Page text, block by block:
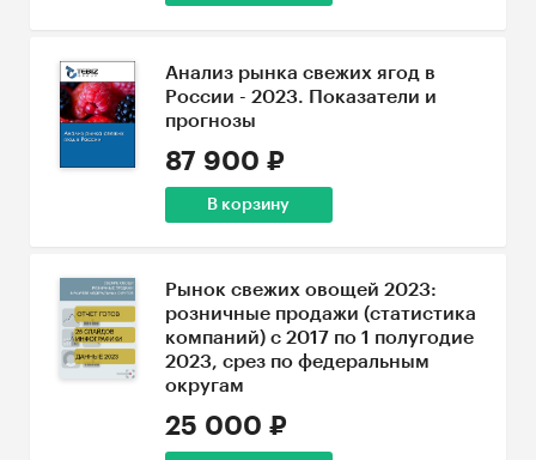
Анализ рынка свежих ягод в
России - 2023. Показатели и
прогнозы
87 900 ₽
В корзину
Рынок свежих овощей 2023:
розничные продажи (статистика
компаний) с 2017 по 1 полугодие
2023, срез по федеральным
округам
25 000 ₽